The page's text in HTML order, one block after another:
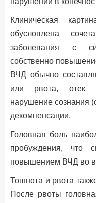
Клиническая
обусловлена
заболевания с
собственно
ВЧД обычно
или рвота, отек
нарушение сознания
декомпенсации.
Головная боль
пробуждения, что
повышением ВЧД во
Тошнота и рвота
После рвоты